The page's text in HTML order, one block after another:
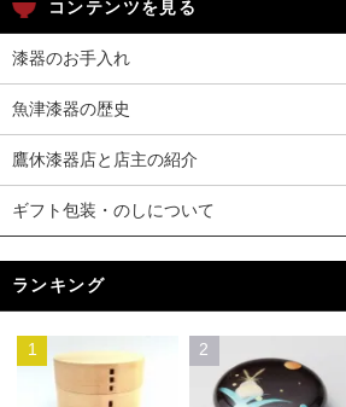
コンテンツを見る
漆器のお手入れ
魚津漆器の歴史
鷹休漆器店と店主の紹介
ギフト包装・のしについて
ランキング
1 2